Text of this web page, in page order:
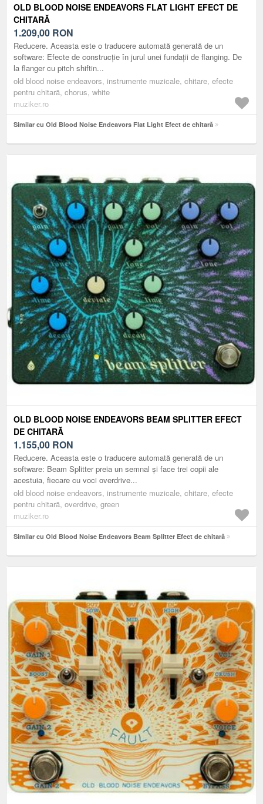
OLD BLOOD NOISE ENDEAVORS FLAT LIGHT EFECT DE
CHITARĂ
1.209,00 RON
Reducere. Aceasta este o traducere automată generată de un
software: Efecte de construcție în jurul unei fundații de flanging. De
la flanger cu pitch shiftin...
old blood noise endeavors, instrumente muzicale, chitare, efecte
pentru chitară, chorus, white
muziker.ro
Similar cu Old Blood Noise Endeavors Flat Light Efect de chitară
OLD BLOOD NOISE ENDEAVORS BEAM SPLITTER EFECT
DE CHITARĂ
1.155,00 RON
Reducere. Aceasta este o traducere automată generată de un
software: Beam Splitter preia un semnal și face trei copii ale
acestuia, fiecare cu voci overdrive...
old blood noise endeavors, instrumente muzicale, chitare, efecte
pentru chitară, overdrive, green
muziker.ro
Similar cu Old Blood Noise Endeavors Beam Splitter Efect de chitară